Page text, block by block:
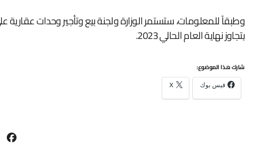
وطبقاً للمعلومات، ستستمر الوزارة ولجنة بيع وتأجير وحدات عقارية
يتجاوز نهاية العام الحالي 2023.
شارك هذا الموضوع:
فيس بوك X